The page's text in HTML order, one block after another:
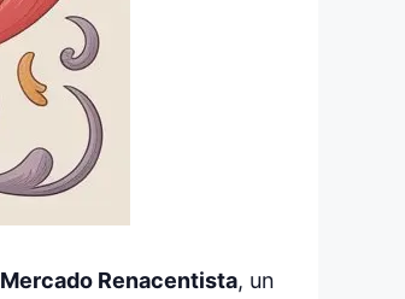
Mercado Renacentista, un